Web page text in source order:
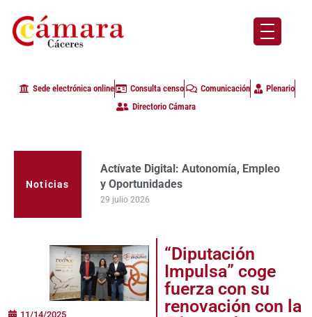
Sede electrónica online Consulta censo Comunicación
Plenario
Directorio Cámara
Actívate Digital: Autonomía, Empleo
y Oportunidades
29 julio 2026
La Cámara de Comercio de Cáceres
clausura con alta participación de
empresas en la primera edición del
23 julio 2026
“Diputación
Impulsa” coge